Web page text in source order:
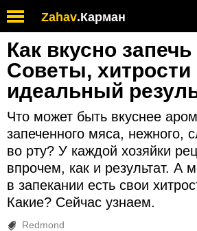
Zahav.Карман
Как вкусно
Cоветы, хитрости
идеальный
Что может быть вкуснее
запеченного мяса, нежного,
во рту? У каждой хозяйки
впрочем, как и результат. А
в запекании есть свои
Какие? Сейчас узнаем.
Redmond